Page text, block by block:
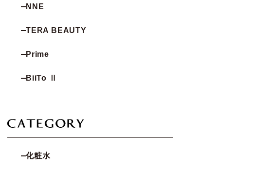
NNE
TERA BEAUTY
Prime
BiiTo Ⅱ
化粧水